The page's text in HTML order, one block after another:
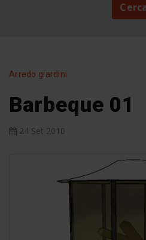
Arredo giardini
Barbeque 01
24 Set 2010